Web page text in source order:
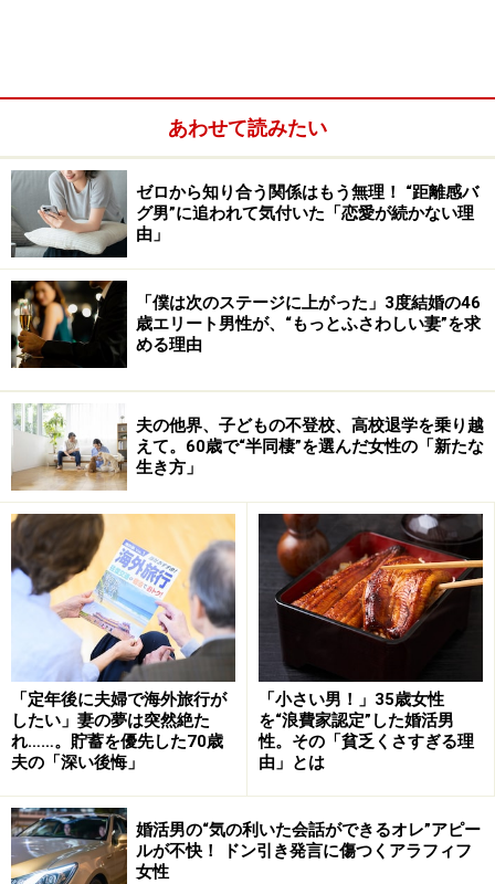
冗談にしてしまうくせに、上の子が小学校でいじめられ
たときは敢然と学校に乗り込んでいった。それでも解決
しなかったので、すぐに転校手続きをとりました。その
ために私たち、引っ越しまでしたんです。子どものため
なら周りにどう思われようとかまわないというところは
ありますね」
とはいえ、浮気と確定しているだけで3回だ。最初は第
一子の妊娠中。結婚して1年目だったこともあり、ユリ
居酒屋で働く既婚女性だった。夫は言い訳せず、「ごめ
んなさい」と謝り続けた。産まれたばかりの子と退院し
たときは、妻を休ませることを優先してくれた。1カ月
はすべての家事を夫がやってくれたという。
「私は子どもにおっぱいをあげるだけ。それ以外は夫が
しなくていいと言ったから。産休、育休中も夫はよく家
事をやってくれましたね。それが罪滅ぼしだったのかど
うかわかりませんが」
ところが長男が5歳、長女が3歳の七五三のとき、彼は両
家の両親も集まっている中、「ちょっと急な仕事があっ
が車をチェックすると助手席に長い髪の毛があったとい
う。
あわせて読みたい
ゼロから知り合う関係はもう無理！ “距離感バ
グ男”に追われて気付いた「恋愛が続かない理
由」
「僕は次のステージに上がった」3度結婚の46
歳エリート男性が、“もっとふさわしい妻”を求
める理由
夫の他界、子どもの不登校、高校退学を乗り越
えて。60歳で“半同棲”を選んだ女性の「新たな
生き方」
「定年後に夫婦で海外旅行が
したい」妻の夢は突然絶た
れ……。貯蓄を優先した70歳
夫の「深い後悔」
「小さい男！」35歳女性
を“浪費家認定”した婚活男
性。その「貧乏くさすぎる理
由」とは
婚活男の“気の利いた会話ができるオレ”アピー
ルが不快！ ドン引き発言に傷つくアラフィフ
女性